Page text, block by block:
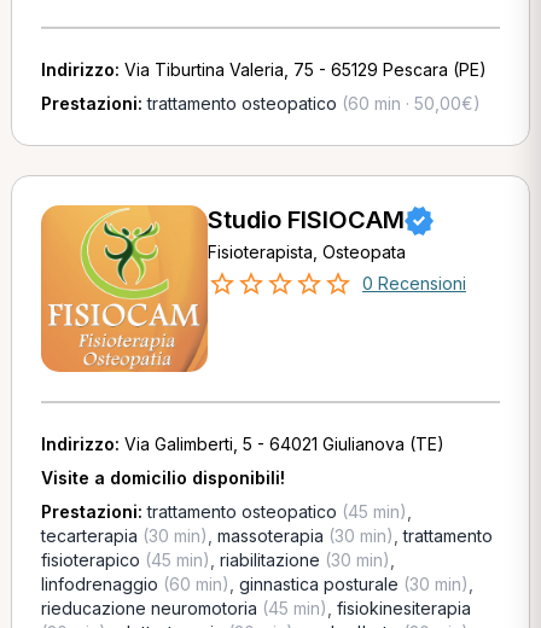
Indirizzo: Via Tiburtina Valeria, 75 - 65129 Pescara (PE)
Prestazioni:trattamento osteopatico (60 min · 50,00€)
Studio FISIOCAM
Fisioterapista, Osteopata
0 Recensioni
Indirizzo: Via Galimberti, 5 - 64021 Giulianova (TE)
Visite a domicilio disponibili!
Prestazioni:trattamento osteopatico (45 min)
tecarterapia (30 min) massoterapia (30 min) ,trattamento
fisioterapico (45 min) riabilitazione (30 min)
linfodrenaggio (60 min) ginnastica posturale (30 min)
rieducazione neuromotoria (45 min) fisiokinesiterapia